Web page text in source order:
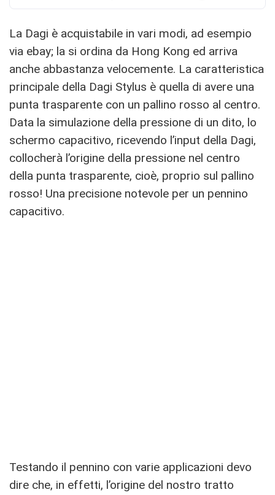
La Dagi è acquistabile in vari modi, ad esempio
via ebay; la si ordina da Hong Kong ed arriva
anche abbastanza velocemente. La caratteristica
principale della Dagi Stylus è quella di avere una
punta trasparente con un pallino rosso al centro.
Data la simulazione della pressione di un dito, lo
schermo capacitivo, ricevendo l’input della Dagi,
collocherà l’origine della pressione nel centro
della punta trasparente, cioè, proprio sul pallino
rosso! Una precisione notevole per un pennino
capacitivo.
Testando il pennino con varie applicazioni devo
dire che, in effetti, l’origine del nostro tratto